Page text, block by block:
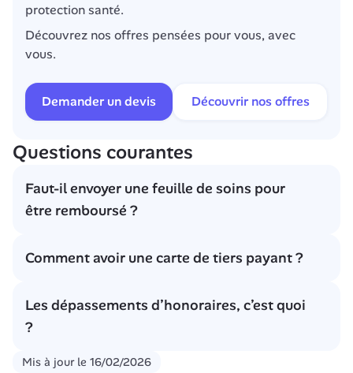
protection santé.
Découvrez nos offres pensées pour vous, avec
vous.
Demander un devis Découvrir nos offres
Questions courantes
Faut-il envoyer une feuille de soins pour
être remboursé ?
au professionnel de santé, les informations sont
transmet ensuite automatiquement à la mutuelle
d’entreprise, qui traite le remboursement. Si le
professionnel de santé n’accepte pas la carte
Vitale, il faudra envoyer une feuille de soins à
Comment avoir une carte de tiers payant ?
carte mutualiste ou carte de mutuelle —  est
transmise par votre complémentaire santé. Elle est
comme Alan, proposent également une version
Les dépassements d’honoraires, c’est quoi
?
Il s'agit de la différence entre les tarifs
Mis à jour le 16/02/2026